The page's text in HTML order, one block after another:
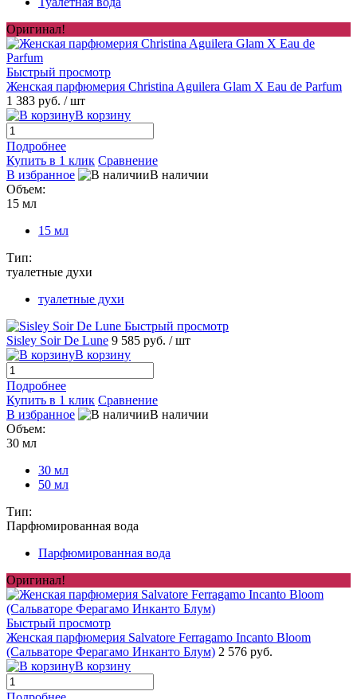
Оригинал!
Быстрый просмотр
Женская парфюмерия Christina Aguilera Glam X Eau de Parfum
1 383 руб. / шт
В корзину
Подробнее
Купить в 1 клик Сравнение
В избранное
В наличии
Объем:
15 мл
15 мл
Тип:
туалетные духи
туалетные духи
Быстрый просмотр
Sisley Soir De Lune 9 585 руб. / шт
В корзину
Подробнее
Купить в 1 клик Сравнение
В избранное
В наличии
Объем:
30 мл
30 мл
50 мл
Тип:
Парфюмированная вода
Парфюмированная вода
Оригинал!
Быстрый просмотр
Женская парфюмерия Salvatore Ferragamo Incanto Bloom
(Сальваторе Ферагамо Инканто Блум) 2 576 руб.
В корзину